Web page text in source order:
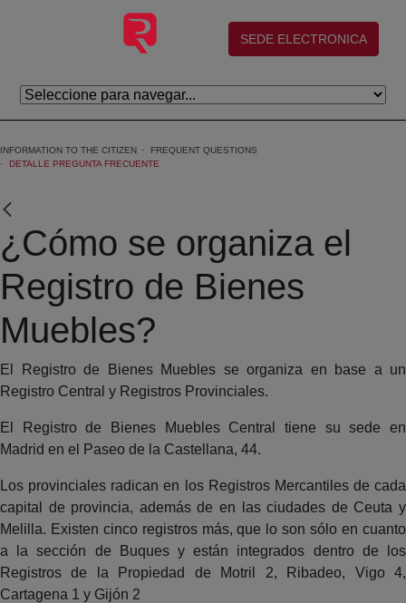
Skip to Main Content
(abre en nueva ventana)
SEDE ELECTRONICA
INFORMATION TO THE CITIZEN
FREQUENT QUESTIONS
DETALLE PREGUNTA FRECUENTE
¿Cómo se organiza el
Registro de Bienes
Muebles?
El Registro de Bienes Muebles se organiza en base a un
Registro Central y Registros Provinciales.
El Registro de Bienes Muebles Central tiene su sede en
Madrid en el Paseo de la Castellana, 44.
Los provinciales radican en los Registros Mercantiles de cada
capital de provincia, además de en las ciudades de Ceuta y
Melilla. Existen cinco registros más, que lo son sólo en cuanto
a la sección de Buques y están integrados dentro de los
Registros de la Propiedad de Motril 2, Ribadeo, Vigo 4,
Cartagena 1 y Gijón 2